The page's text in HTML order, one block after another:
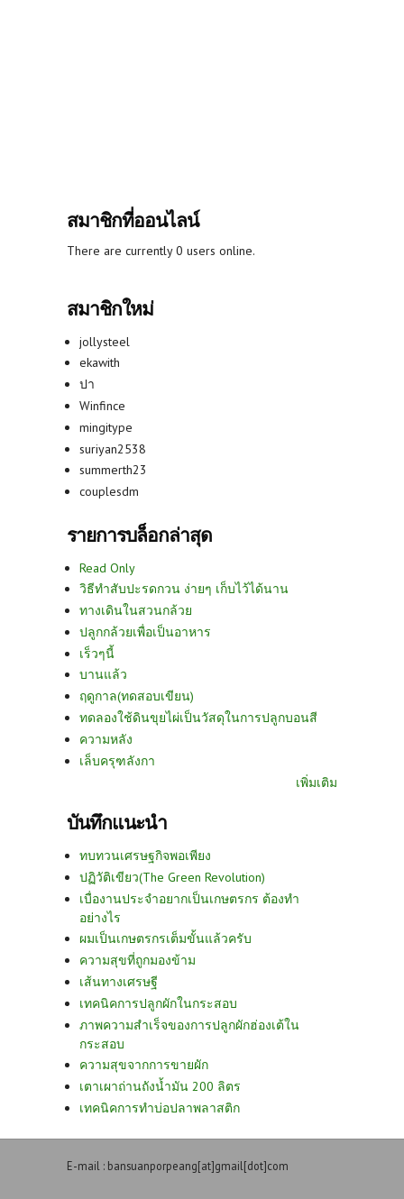
สมาชิกที่ออนไลน์
There are currently 0 users online.
สมาชิกใหม่
jollysteel
ekawith
ปา
Winfince
mingitype
suriyan2538
summerth23
couplesdm
รายการบล็อกล่าสุด
Read Only
วิธีทำสับปะรดกวน ง่ายๆ เก็บไว้ได้นาน
ทางเดินในสวนกล้วย
ปลูกกล้วยเพื่อเป็นอาหาร
เร็วๆนี้
บานแล้ว
ฤดูกาล(ทดสอบเขียน)
ทดลองใช้ดินขุยไผ่เป็นวัสดุในการปลูกบอนสี
ความหลัง
เล็บครุฑลังกา
เพิ่มเติม
บันทึกแนะนำ
ทบทวนเศรษฐกิจพอเพียง
ปฏิวัติเขียว(The Green Revolution)
เบื่องานประจำอยากเป็นเกษตรกร ต้องทำ
อย่างไร
ผมเป็นเกษตรกรเต็มขั้นแล้วครับ
ความสุขที่ถูกมองข้าม
เส้นทางเศรษฐี
เทคนิคการปลูกผักในกระสอบ
ภาพความสำเร็จของการปลูกผักฮ่องเต้ใน
กระสอบ
ความสุขจากการขายผัก
เตาเผาถ่านถังน้ำมัน 200 ลิตร
เทคนิคการทำบ่อปลาพลาสติก
E-mail : bansuanporpeang[at]gmail[dot]com